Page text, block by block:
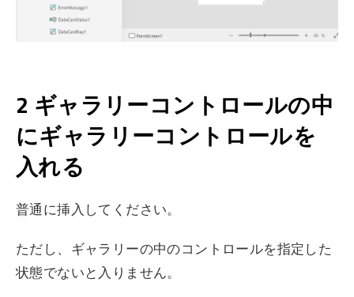
2 ギャラリーコントロールの中
にギャラリーコントロールを
入れる
普通に挿入してください。
ただし、ギャラリーの中のコントロールを指定した
状態でないと入りません。